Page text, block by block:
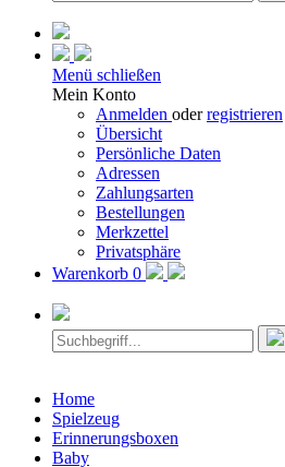
Menü schließen
Mein Konto
Anmelden oderregistrieren
Übersicht
Persönliche Daten
Adressen
Zahlungsarten
Bestellungen
Merkzettel
Privatsphäre
Warenkorb 0
Home
Spielzeug
Erinnerungsboxen
Baby